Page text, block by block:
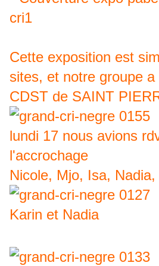
Cette exposition est
sites, et notre groupe
CDST de SAINT
lundi 17 nous avions
l'accrochage
Nicole, Mjo, Isa,
Karin et Nadia